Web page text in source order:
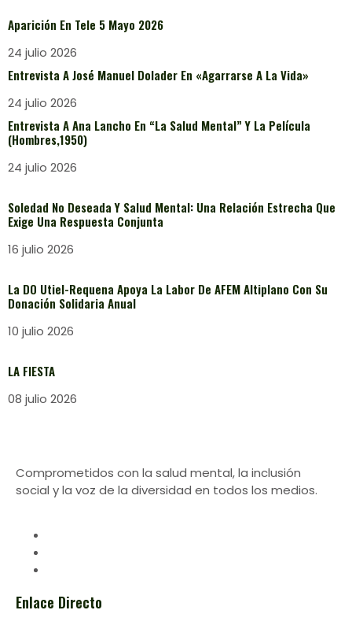
Aparición En Tele 5 Mayo 2026
24 julio 2026
Entrevista A José Manuel Dolader En «Agarrarse A La Vida»
24 julio 2026
Entrevista A Ana Lancho En “La Salud Mental” Y La Película
(Hombres,1950)
24 julio 2026
Soledad No Deseada Y Salud Mental: Una Relación Estrecha Que
Exige Una Respuesta Conjunta
16 julio 2026
La DO Utiel-Requena Apoya La Labor De AFEM Altiplano Con Su
Donación Solidaria Anual
10 julio 2026
LA FIESTA
08 julio 2026
Comprometidos con la salud mental, la inclusión
social y la voz de la diversidad en todos los medios.
Enlace Directo